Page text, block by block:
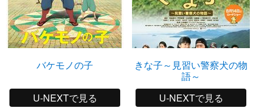
バケモノの子
U-NEXTで見る
きな子～見習い警察犬の物
語～
U-NEXTで見る